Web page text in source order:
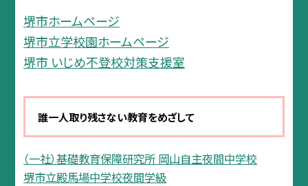
堺市ホームページ
堺市立学校園ホームページ
堺市 いじめ不登校対策支援室
誰一人取り残さない教育をめざして
（一社）基礎教育保障研究所 岡山自主夜間中学校
堺市立殿馬場中学校夜間学級